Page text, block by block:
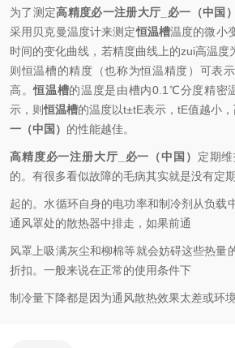
为了测定高精度必一注册大厅_必一（中国）
采用贝克曼温度计来测定恒温槽温度的微小
时间的变化曲线，若精度曲线上的zui高温度
则恒温槽的精度（也称为恒温精度）可表
高。恒温槽的温度是由槽内0.1℃分度精密
示，则恒温槽的温度以t±tE表示，tE值越小，
一（中国） 的性能越佳。
高精度必一注册大厅_必一（中国） 定期
的。有很多看似故障的毛病其实就是没有定
起的。水循环自身的电功率和制冷剂从负载
通风罩处的散热器中排走，如果前通
风罩上吸满灰尘和柳棉等就会妨碍这些热量
折扣。一般来说在正常的使用条件下
制冷量下降都是因为通风散热效果太差或环